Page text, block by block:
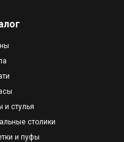
и стулья
столики
и пуфы